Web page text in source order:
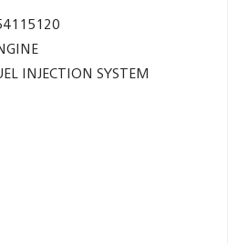
INJECTION SYSTEM